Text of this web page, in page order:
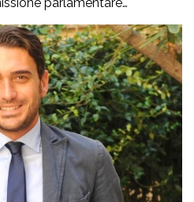
a Patrizia Rodi Morabito,
(Rc) la cui azienda è
furti e danneggiamenti.
verificato nei giorni scorsi […]